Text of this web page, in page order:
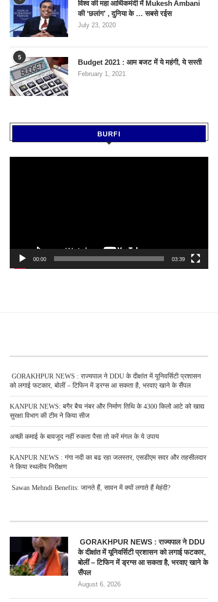
विश्व की महा आर्थिकमंदी में Mukesh Ambani
की ‘छलांग’ , दुनिया के … सबसे रईस
July 23, 2020
5
Budget 2021 : आम बजट में ये महंगी, ये सस्‍ती
February 1, 2021
BURFI
00:00 03:39
GORAKHPUR NEWS : राज्यपाल ने DDU के दीक्षांत में यूनिवर्सिटी प्रशासन
को लगाई फटकार, बोलीं – टिफिन में ड्रग्स आ सकता है, भरवाए खाने के सैंपल
KANPUR NEWS: बगैर बैच नंबर और निर्माण तिथि के 4300 किलो आटे को खाद्य
सुरक्षा विभाग की टीम ने किया सीज
अच्छी कमाई के बावजूद नहीं रुकता पैसा तो करें मंगल के ये उपाय
KANPUR NEWS : गंगा नदी का बढ रहा जलस्तर, एसडीएम सदर और तहसीलदार
ने किया स्थलीय निरीक्षण
Sawan Mehndi Benefits: जानते हैं, सावन में क्यों लगाते हैं मेहंदी?
GORAKHPUR NEWS : राज्यपाल ने DDU
के दीक्षांत में यूनिवर्सिटी प्रशासन को लगाई फटकार,
बोलीं – टिफिन में ड्रग्स आ सकता है, भरवाए खाने के
सैंपल
August 6, 2026